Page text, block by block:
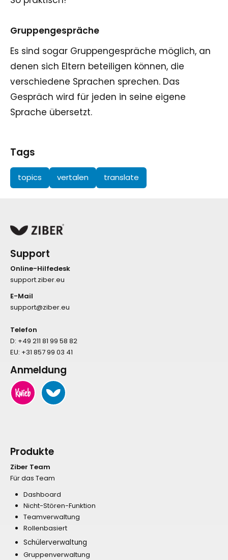
Gruppengespräche
Es sind sogar Gruppengespräche möglich, an
denen sich Eltern beteiligen können, die
verschiedene Sprachen sprechen. Das
Gespräch wird für jeden in seine eigene
Sprache übersetzt.
Tags
topics vertalen translate
Support
Online-Hilfedesk
support.ziber.eu
E-Mail
support@ziber.eu
Telefon
D: +49 211 81 99 58 82
EU: +31 857 99 03 41
Anmeldung
Produkte
Ziber Team
Für das Team
Dashboard
Nicht-Stören-Funktion
Teamverwaltung
Rollenbasiert
Schülerverwaltung
Gruppenverwaltung